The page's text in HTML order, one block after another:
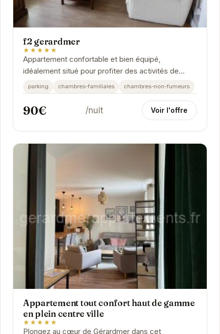
f2 gerardmer
★★★★★
Appartement confortable et bien équipé,
idéalement situé pour profiter des activités de
Gérardmer.
parking chambres-familiales chambres-non-fumeurs
90€ /nuit Voir l'offre
Appartement tout confort haut de gamme
en plein centre ville
★★★★★
Plongez au cœur de Gérardmer dans cet